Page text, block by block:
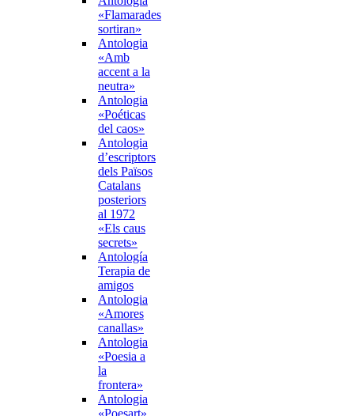
«Flamarades
sortiran»
Antologia
«Amb
accent a la
neutra»
Antologia
«Poéticas
del caos»
Antologia
d’escriptors
dels Països
Catalans
posteriors
al 1972
«Els caus
secrets»
Antología
Terapia de
amigos
Antologia
«Amores
canallas»
Antologia
«Poesia a
la
frontera»
Antologia
«Poesart»